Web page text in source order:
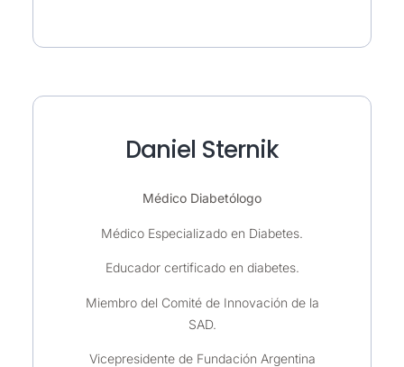
Daniel Sternik
Médico Diabetólogo
Médico Especializado en Diabetes.
Educador certificado en diabetes.
Miembro del Comité de Innovación de la
SAD.
Vicepresidente de Fundación Argentina